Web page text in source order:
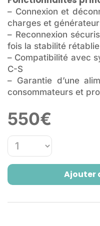
– Connexion et
charges et
– Reconnexion
fois la stabilité rétablie
– Compatibilité avec
C-S
– Garantie d’une
consommateurs et
550€
Ajouter